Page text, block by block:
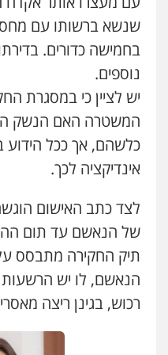
פלילי
פלילי
סלימאן
עו"ד אסף
פלילי פשע
וחקירות
שנשא ברשותו עם
נוספים.
יש לציין כי במסגרת
המשטרה האם הנשק
כלשהם, אך ככל
אינדיקציה לכך.
לצד כתב האישום
של הנאשם עד תום
תיק החקירה מתבסס
הנאשם, לו יש הרשעות
רכוש, בגינן ריצה
עו"ד רונן
משפט פלילי
כבריאן,
פלילי
פלילי
עורכי דין
עו"ד אבי
סמים